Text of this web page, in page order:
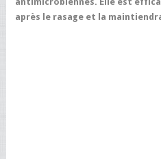
après le rasage et la